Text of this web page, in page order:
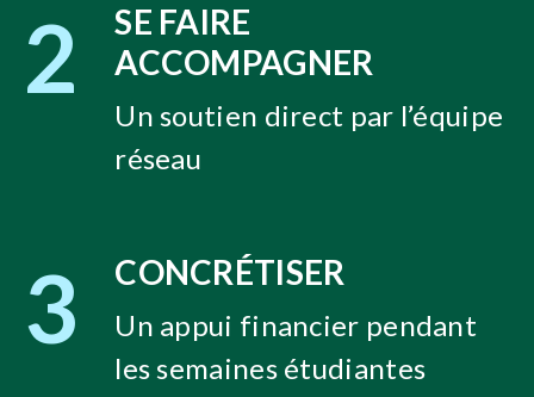
2
SE FAIRE
ACCOMPAGNER
Un soutien direct par l’équipe
réseau
3 CONCRÉTISER
Un appui financier pendant
les semaines étudiantes